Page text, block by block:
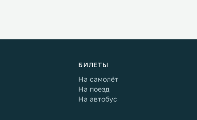
БИЛЕТЫ
На самолёт
На поезд
На автобус